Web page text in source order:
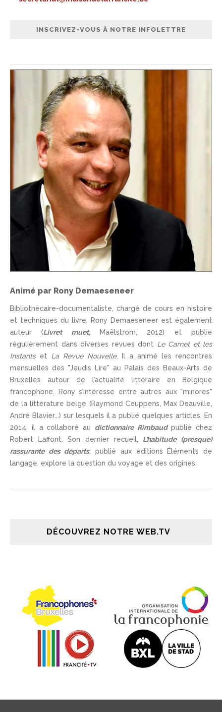
Animé par Rony Demaeseneer
Bibliothécaire-documentaliste, chargé de cours en histoire
et techniques du livre, Rony Demaeseneer est également
auteur (Livret muet, Maëlstrom, 2012) et publie
régulièrement dans diverses revues dont Le Carnet et les
Instantset La Revue Nouvelle. Il a animé les rencontres
mensuelles des "Jeudis Lire" au Palais des Beaux-Arts de
Bruxelles autour de l’actualité littéraire en Belgique
francophone. Rony s’intéresse entre autres aux "minores"
de la littérature belge (Raymond Ceuppens, Max Deauville,
André Blavier...) sur lesquels il a publié quelques articles. En
2014, il a collaboré au dictionnaire Rimbaudpublié chez
Robert Laffont. Son dernier recueil, L’habitude (presque)
rassurante des départs, publié aux éditions Éléments de
langage, explore la question du voyage et des origines.
DÉCOUVREZ NOTRE WEB.TV